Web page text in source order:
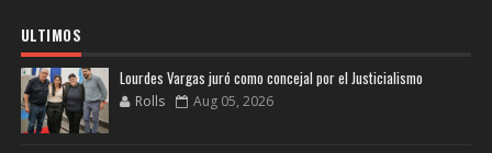
ULTIMOS
Lourdes Vargas juró como concejal por el Justicialismo
Rolls Aug 05, 2026